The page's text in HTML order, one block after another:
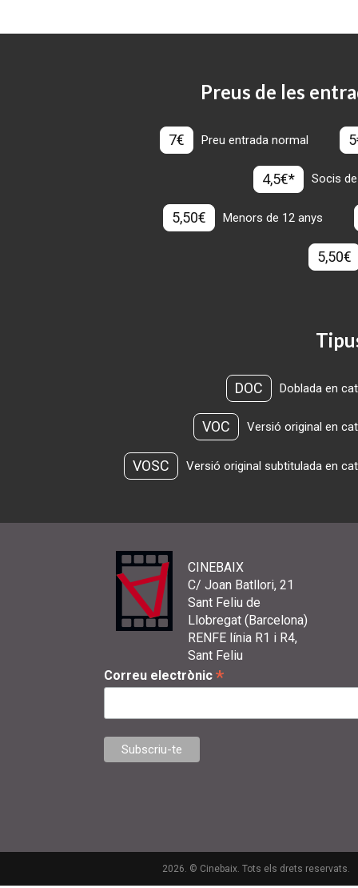
Preus de les
7€ Preu entrada normal
4,5€* Socis
5,50€ Menors de 12 anys
5,50€
DOC Doblada en
VOC Versió original en
VOSC Versió original subtitulada en
CINEBAIX
C/ Joan Batllori, 21
Sant Feliu de
Llobregat (Barcelona)
RENFE línia R1 i R4,
Sant Feliu
Correu electrònic *
2026. © Cinebaix. Tots els drets reservats.